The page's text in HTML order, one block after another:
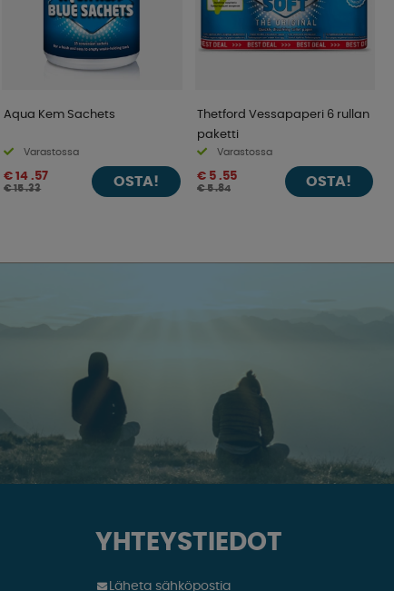
Aqua Kem Sachets
Varastossa
€ 14 .57
€ 15 .33 OSTA!
Thetford Vessapaperi 6 rullan
paketti
Varastossa
€ 5 .55
€ 5 .84 OSTA!
YHTEYSTIEDOT
Läheta sähköpostia